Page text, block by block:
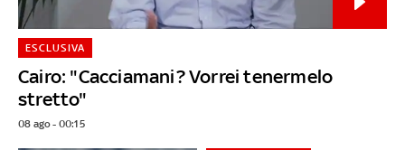
Cairo: "Cacciamani? Vorrei tenermelo
stretto"
ESCLUSIVA
08 ago - 00:15